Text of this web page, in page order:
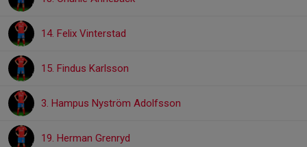
14. Felix Vinterstad
15. Findus Karlsson
3. Hampus Nyström Adolfsson
19. Herman Grenryd